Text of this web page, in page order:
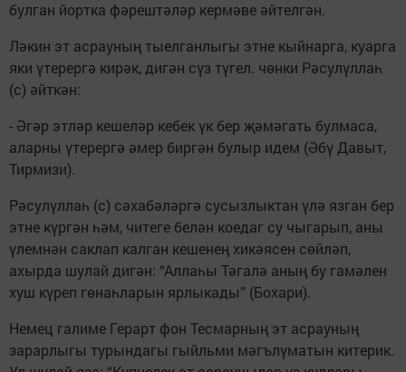
булган йортка фәрештәләр кермәве әйтелгән.
Ләкин эт асрауның тыелганлыгы этне кыйнарга, куарга
яки үтерергә кирәк, дигән сүз түгел. чөнки Рәсулүллаһ
(с) әйткән:
- Әгәр этләр кешеләр кебек үк бер җәмәгать булмаса,
аларны үтерергә әмер биргән булыр идем (Әбү Давыт,
Тирмизи).
Рәсулүллаһ (с) сәхабәләргә сусызлыктан үлә язган бер
этне күргән һәм, читеге белән коедаг су чыгарып, аны
үлемнән саклап калган кешенең хикәясен сөйләп,
ахырда шулай дигән: “Аллаһы Тәгалә аның бу гамәлен
хуш күреп гөнаһларын ярлыкады” (Бохари).
Немец галиме Герарт фон Тесмарның эт асрауның
зарарлыгы турындагы гыйльми мәгълүматын китерик.